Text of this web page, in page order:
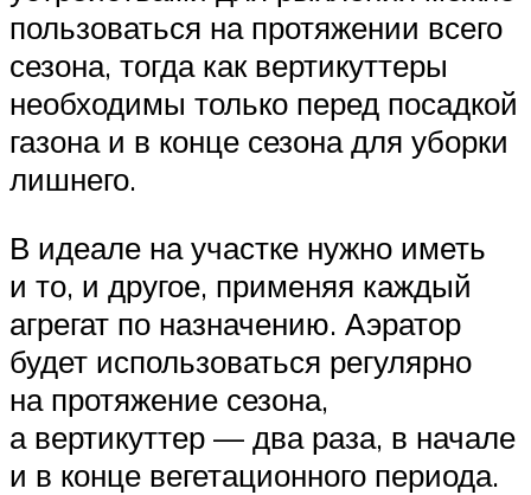
пользоваться на протяжении всего
сезона, тогда как вертикуттеры
необходимы только перед посадкой
газона и в конце сезона для уборки
лишнего.
В идеале на участке нужно иметь
и то, и другое, применяя каждый
агрегат по назначению. Аэратор
будет использоваться регулярно
на протяжение сезона,
а вертикуттер — два раза, в начале
и в конце вегетационного периода.